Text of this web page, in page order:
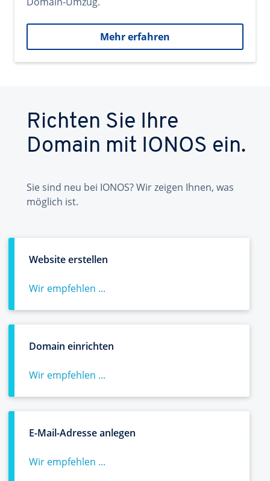
Mehr erfahren
Richten Sie Ihre
Domain mit IONOS ein.
Sie sind neu bei IONOS? Wir zeigen Ihnen, was
möglich ist.
Website erstellen
Wir empfehlen ...
Domain einrichten
Wir empfehlen ...
E-Mail-Adresse anlegen
Wir empfehlen ...